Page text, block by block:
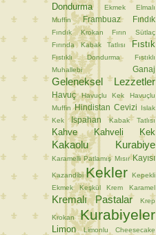
Dondurma Ekmek
Elmalı
Muffin
Frambuaz Fındık
Fındık Krokan
Fırın Sütlaç
Fırında Kabak Tatlısı
Fıstık
Fıstıklı Dondurma
Fıstıklı
Muhallebi
Ganaj
Geleneksel Lezzetler
Havuç Havuçlu Kek
Havuçlu
Muffin Hindistan Cevizi
Islak
Kek
Ispahan Kabak Tatlısı
Kahve Kahveli Kek
Kakaolu Kurabiye
Karamelli Patlamış Mısır Kayısı
Kazandibi Kekler Kepekli
Ekmek
Keşkül Krem Karamel
Kremalı Pastalar Krep
Krokan Kurabiyeler
Limon
Limonlu Cheesecake